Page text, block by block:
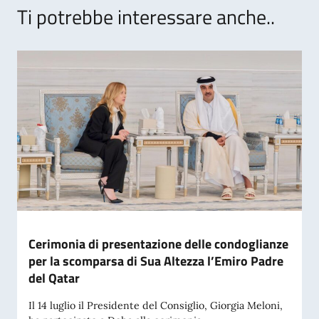
Ti potrebbe interessare anche..
Cerimonia di presentazione delle condoglianze
per la scomparsa di Sua Altezza l’Emiro Padre
del Qatar
Il 14 luglio il Presidente del Consiglio, Giorgia Meloni,